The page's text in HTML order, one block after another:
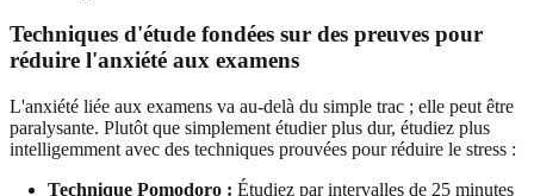
Techniques d'étude fondées sur des preuves pour
réduire l'anxiété aux examens
L'anxiété liée aux examens va au-delà du simple trac ; elle peut être
paralysante. Plutôt que simplement étudier plus dur, étudiez plus
intelligemment avec des techniques prouvées pour réduire le stress :
Technique Pomodoro : Étudiez par intervalles de 25 minutes